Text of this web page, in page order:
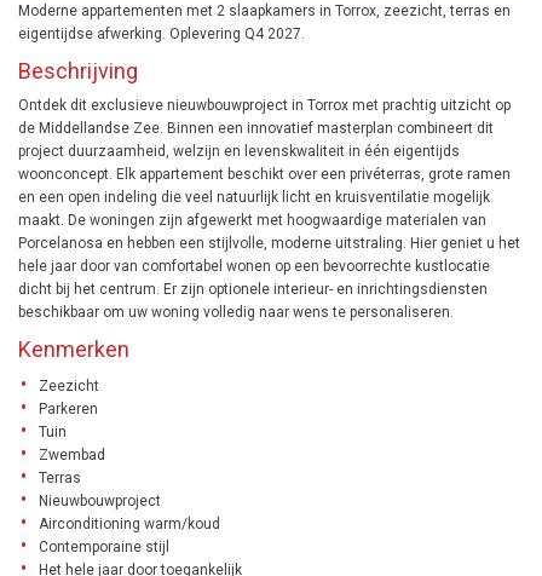
Moderne appartementen met 2 slaapkamers in Torrox, zeezicht, terras en
eigentijdse afwerking. Oplevering Q4 2027.
Beschrijving
Ontdek dit exclusieve nieuwbouwproject in Torrox met prachtig uitzicht op
de Middellandse Zee. Binnen een innovatief masterplan combineert dit
project duurzaamheid, welzijn en levenskwaliteit in één eigentijds
woonconcept. Elk appartement beschikt over een privéterras, grote ramen
en een open indeling die veel natuurlijk licht en kruisventilatie mogelijk
maakt. De woningen zijn afgewerkt met hoogwaardige materialen van
Porcelanosa en hebben een stijlvolle, moderne uitstraling. Hier geniet u het
hele jaar door van comfortabel wonen op een bevoorrechte kustlocatie
dicht bij het centrum. Er zijn optionele interieur- en inrichtingsdiensten
beschikbaar om uw woning volledig naar wens te personaliseren.
Kenmerken
Zeezicht
Parkeren
Tuin
Zwembad
Terras
Nieuwbouwproject
Airconditioning warm/koud
Contemporaine stijl
Het hele jaar door toegankelijk